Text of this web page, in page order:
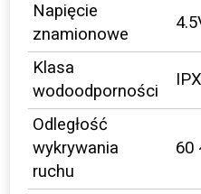
Napięcie
znamionowe
Klasa
wodoodporności
Odległość
wykrywania
ruchu
60